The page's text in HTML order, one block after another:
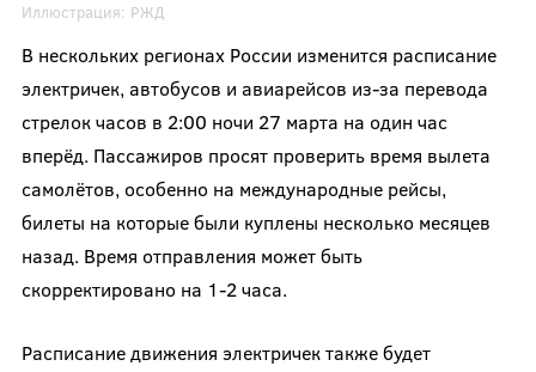
Иллюстрация: РЖД
В нескольких регионах России изменится расписание
электричек, автобусов и авиарейсов из-за перевода
стрелок часов в 2:00 ночи 27 марта на один час
вперёд. Пассажиров просят проверить время вылета
самолётов, особенно на международные рейсы,
билеты на которые были куплены несколько месяцев
назад. Время отправления может быть
скорректировано на 1-2 часа.
Расписание движения электричек также будет